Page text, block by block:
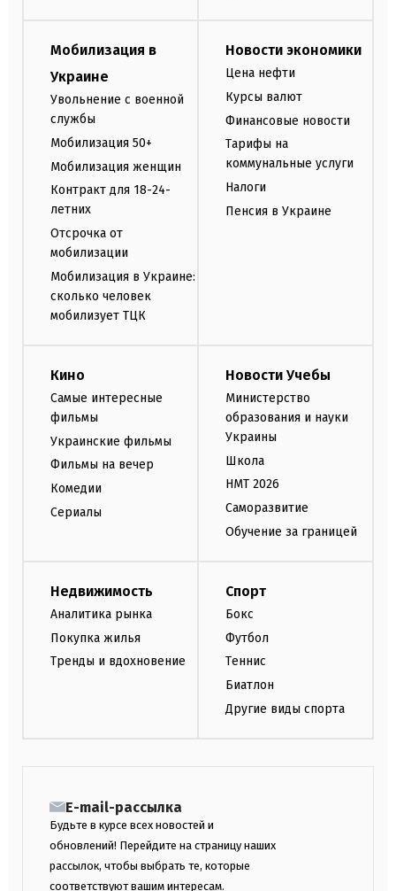
Мобилизация в
Украине
Увольнение с военной
службы
Мобилизация 50+
Мобилизация женщин
Контракт для 18-24-
летних
Отсрочка от
мобилизации
Мобилизация в Украине:
сколько человек
мобилизует ТЦК
Новости экономики
Цена нефти
Курсы валют
Финансовые новости
Тарифы на
коммунальные услуги
Налоги
Пенсия в Украине
Кино
Самые интересные
фильмы
Украинские фильмы
Фильмы на вечер
Комедии
Сериалы
Новости Учебы
Министерство
образования и науки
Украины
Школа
НМТ 2026
Саморазвитие
Обучение за границей
Недвижимость
Аналитика рынка
Покупка жилья
Тренды и вдохновение
Спорт
Бокс
Футбол
Теннис
Биатлон
Другие виды спорта
E-mail-рассылка
Будьте в курсе всех новостей и
обновлений! Перейдите на страницу наших
рассылок, чтобы выбрать те, которые
соответствуют вашим интересам.